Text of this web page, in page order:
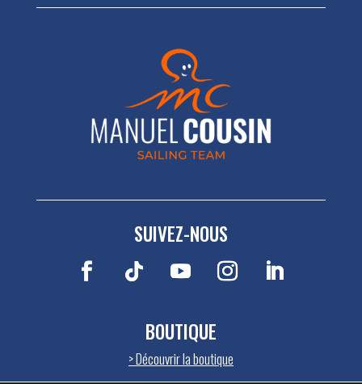
SUIVEZ-NOUS
BOUTIQUE
>Découvrir la boutique